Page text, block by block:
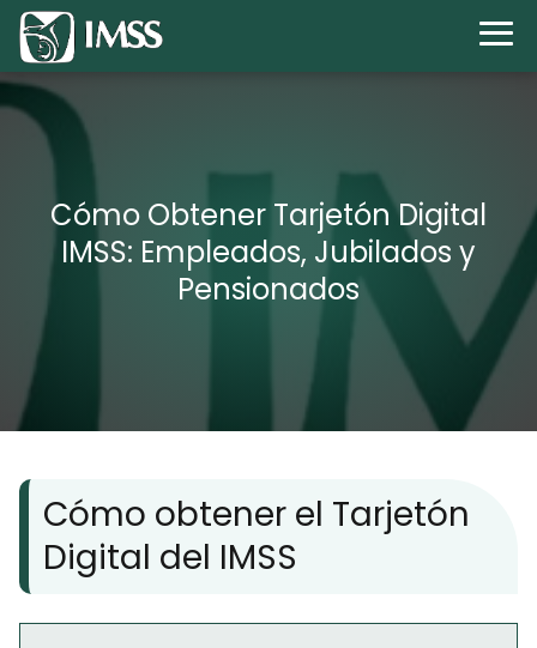
Cómo Obtener Tarjetón Digital
IMSS: Empleados, Jubilados y
Pensionados
Cómo obtener el Tarjetón
Digital del IMSS